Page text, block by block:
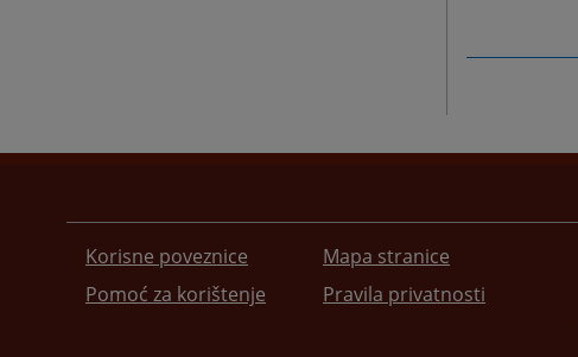
Korisne poveznice
Pomoć za korištenje
Mapa stranice
Pravila privatnosti